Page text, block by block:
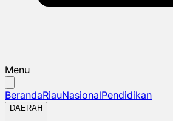
Menu
BerandaRiauNasionalPendidikan
DAERAH